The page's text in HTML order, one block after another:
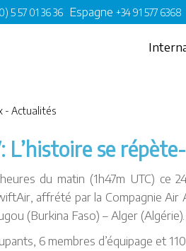
5 57 01 36 36 Espagne +34 91 577 6368
- Actualités
L’histoire se
du matin (1h47m UTC) ce
affrété par la Compagnie Air
(Burkina Faso) – Alger (Algérie).
6 membres d’équipage et